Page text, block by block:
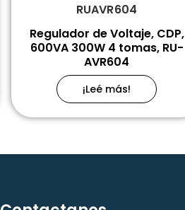
RUAVR604
Regulador de Voltaje, CDP,
600VA 300W 4 tomas, RU-
AVR604
¡Leé más!